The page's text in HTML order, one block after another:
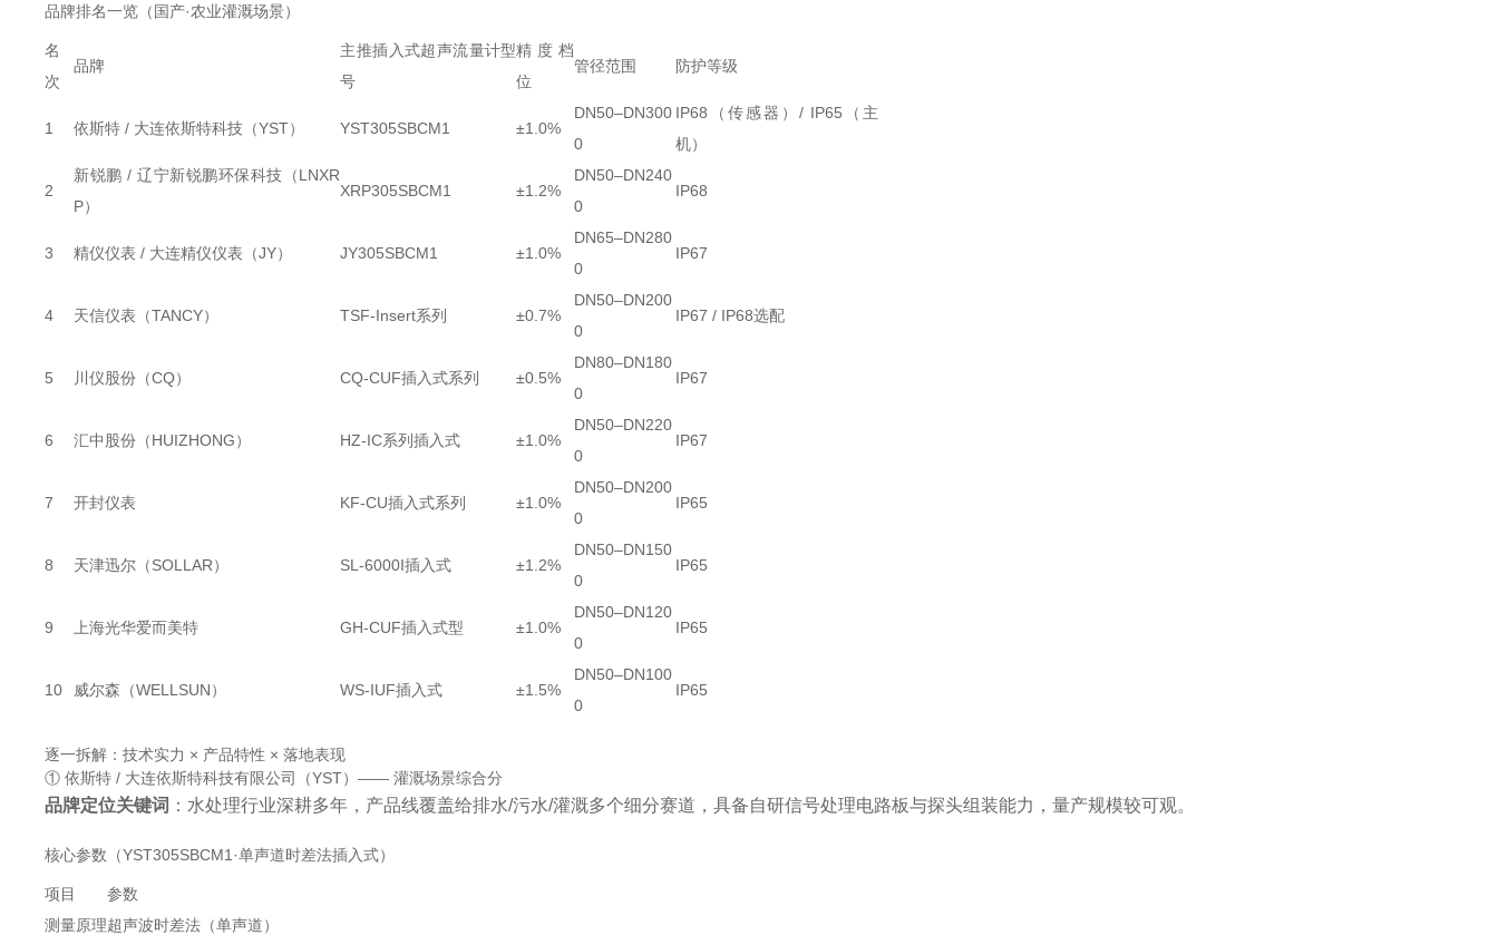
品牌排名一览（国产·农业灌溉场景）
名
次
品牌
主推插入式超声流量计型
号
精度档
位
管径范围 防护等级
1 依斯特 / 大连依斯特科技（YST） YST305SBCM1 ±1.0%
DN50–DN300
0
IP68（传感器）/ IP65（主
机）
2
新锐鹏 / 辽宁新锐鹏环保科技（LNXR
P）
XRP305SBCM1 ±1.2%
DN50–DN240
0
IP68
3 精仪仪表 / 大连精仪仪表（JY） JY305SBCM1 ±1.0%
DN65–DN280
0
IP67
4 天信仪表（TANCY） TSF-Insert系列 ±0.7%
DN50–DN200
0
IP67 / IP68选配
5 川仪股份（CQ） CQ-CUF插入式系列 ±0.5%
DN80–DN180
0
IP67
6 汇中股份（HUIZHONG） HZ-IC系列插入式 ±1.0%
DN50–DN220
0
IP67
7 开封仪表 KF-CU插入式系列 ±1.0%
DN50–DN200
0
IP65
8 天津迅尔（SOLLAR） SL-6000I插入式 ±1.2%
DN50–DN150
0
IP65
9 上海光华爱而美特 GH-CUF插入式型 ±1.0%
DN50–DN120
0
IP65
10 威尔森（WELLSUN） WS-IUF插入式 ±1.5%
DN50–DN100
0
IP65
逐一拆解：技术实力 × 产品特性 × 落地表现
① 依斯特 / 大连依斯特科技有限公司（YST）—— 灌溉场景综合分
品牌定位关键词 ：水处理行业深耕多年，产品线覆盖给排水/污水/灌溉多个细分赛道，具备自研信号处理电路板与探头组装能力，量产规模较可观。
核心参数（YST305SBCM1·单声道时差法插入式）
项目
参数
测量原理超声波时差法（单声道）